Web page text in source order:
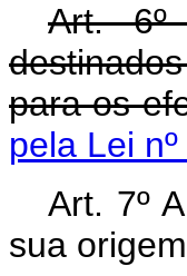
Art. 6º
para os
pela Lei
Art. 7º
sua